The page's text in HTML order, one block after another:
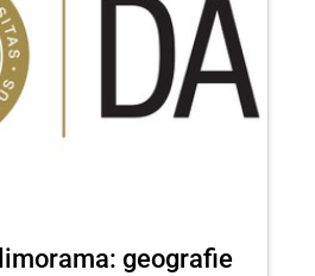
geografie